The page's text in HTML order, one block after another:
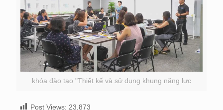
khóa đào tạo "Thiết kế và sử dụng khung năng lực
Post Views: 23,873